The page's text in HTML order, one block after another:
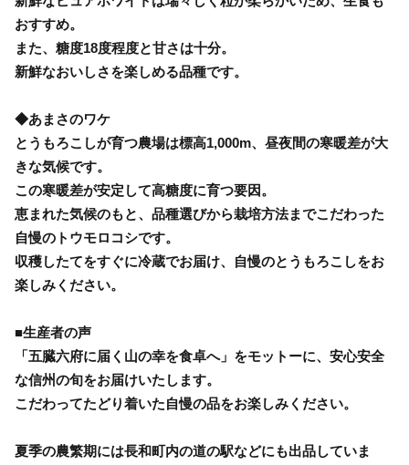
おすすめ。
また、糖度18度程度と甘さは十分。
新鮮なおいしさを楽しめる品種です。
◆あまさのワケ
とうもろこしが育つ農場は標高1,000m、昼夜間の寒暖差が大
きな気候です。
この寒暖差が安定して高糖度に育つ要因。
恵まれた気候のもと、品種選びから栽培方法までこだわった
自慢のトウモロコシです。
収穫したてをすぐに冷蔵でお届け、自慢のとうもろこしをお
楽しみください。
■生産者の声
「五臓六府に届く山の幸を食卓へ」をモットーに、安心安全
な信州の旬をお届けいたします。
こだわってたどり着いた自慢の品をお楽しみください。
夏季の農繁期には長和町内の道の駅などにも出品していま